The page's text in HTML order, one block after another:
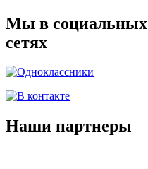
Мы в социальных
сетях
Наши партнеры